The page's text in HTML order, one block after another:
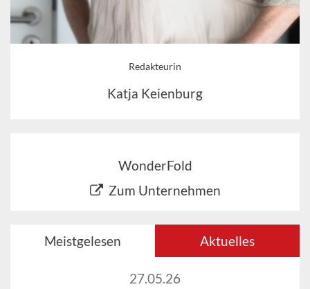
Redakteurin
Katja Keienburg
WonderFold
Zum Unternehmen
Meistgelesen Aktuelles
27.05.26